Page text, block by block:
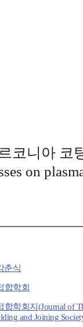
코니아 코
on
춘식
합학회
합학회지(Journal of
and Joining